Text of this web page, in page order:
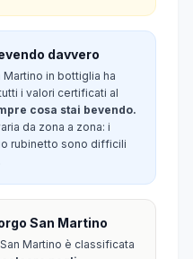
davvero
in bottiglia ha
i valori certificati al
cosa stai bevendo.
da zona a zona: i
rubinetto sono difficili
San Martino
Martino è classificata